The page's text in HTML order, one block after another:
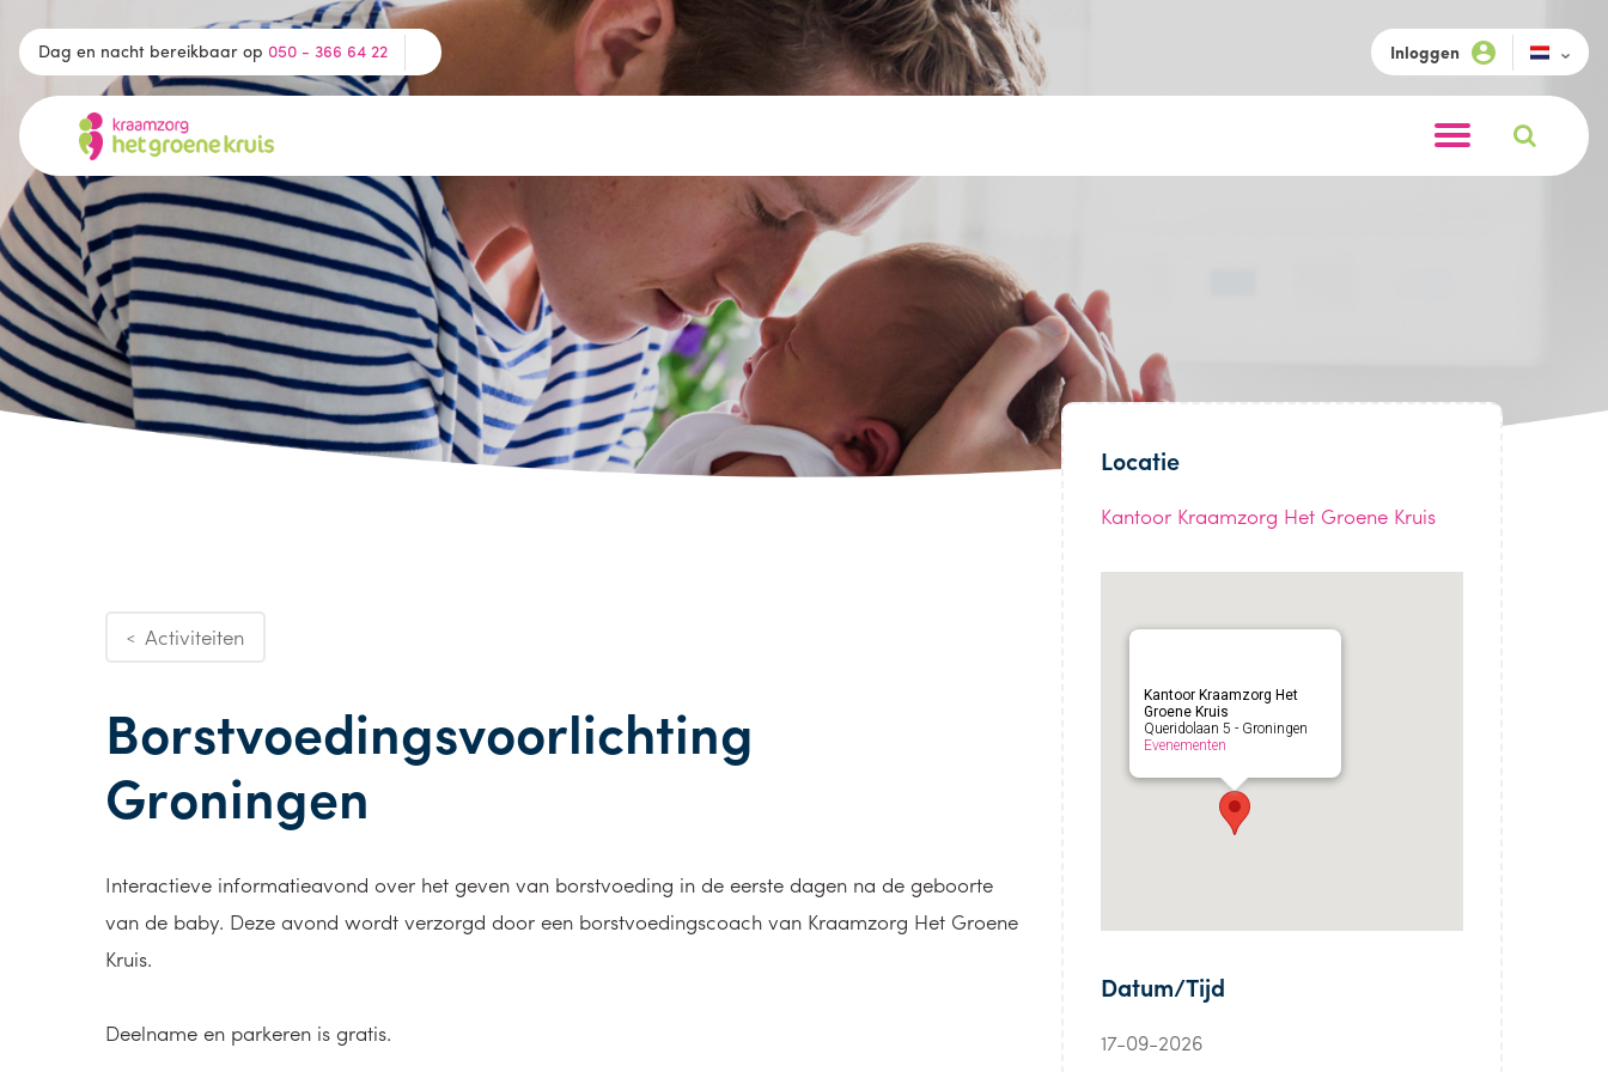
Dag en nacht bereikbaar op 050 - 366 64 22 Inloggen
< Activiteiten
Borstvoedingsvoorlichting
Groningen
Interactieve informatieavond over het geven van borstvoeding in de eerste dagen na de geboorte
van de baby. Deze avond wordt verzorgd door een borstvoedingscoach van Kraamzorg Het Groene
Kruis.
Deelname en parkeren is gratis.
Locatie
Kantoor Kraamzorg Het Groene Kruis
Kantoor Kraamzorg Het
Groene Kruis
Queridolaan 5 - Groningen
Evenementen
Datum/Tijd
17-09-2026